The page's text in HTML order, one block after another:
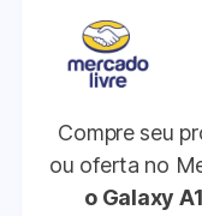
Compre seu
ou oferta no
o Galaxy